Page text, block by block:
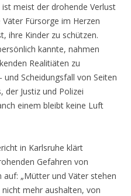
meist der drohende Verlust
Fürsorge im Herzen
ihre Kinder zu schützen.
kannte, nahmen
Realitiäten zu
Scheidungsfall von Seiten
der Justiz und Polizei
einem bleibt keine Luft
in Karlsruhe klärt
Gefahren von
„Mütter und Väter stehen
mehr aushalten, von